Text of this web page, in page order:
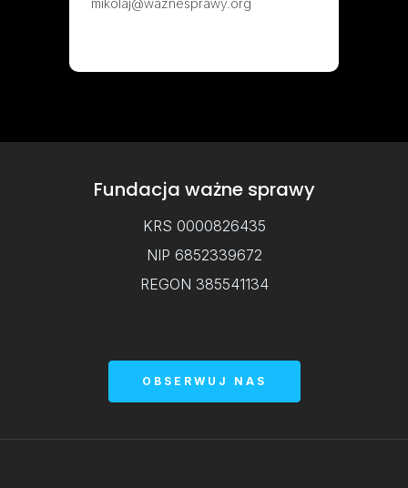
mikolaj@waznesprawy.org
Fundacja ważne sprawy
KRS 0000826435
NIP 6852339672
REGON 385541134
OBSERWUJ NAS